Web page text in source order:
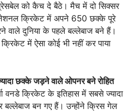
को कैच दे बैठे। मैच में दो सिक्सर
क्रिकेट में अपने 650 छक्के पूरे
वाले दुनिया के पहले बल्लेबाज बने हैं।
में ऐसा कोई भी नहीं कर पाया
छक्के जड़ने वाले ओपनर बने रोहित
वनडे क्रिकेट के इतिहास में सबसे ज्यादा
बन गए हैं। उन्होंने क्रिस गेल